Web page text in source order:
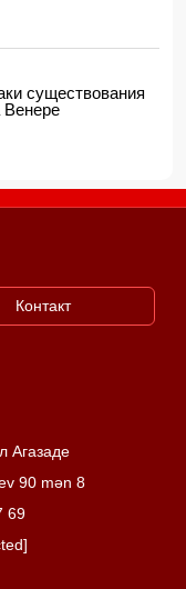
существования
Венере
Контакт
Агазаде
90 mən 8
69